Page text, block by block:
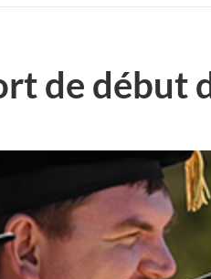
de début